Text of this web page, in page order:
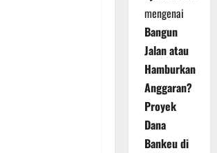
mengenai
Bangun
Jalan atau
Hamburkan
Anggaran?
Proyek
Dana
Bankeu di